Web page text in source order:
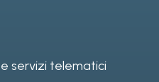
servizi telematici